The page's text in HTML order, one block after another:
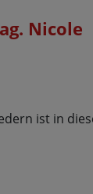
Nicole
ist in